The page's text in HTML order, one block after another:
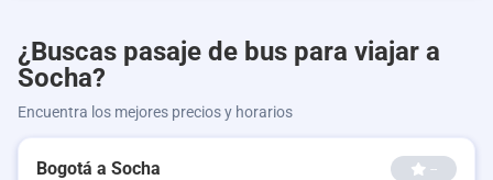
¿Buscas pasaje de bus para viajar a
Socha?
Encuentra los mejores precios y horarios
Bogotá a Socha --